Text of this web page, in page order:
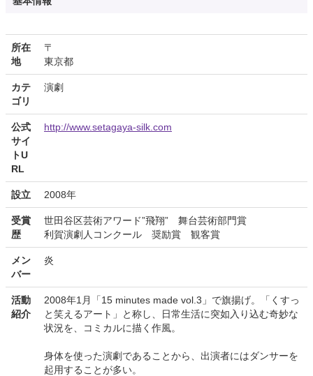
所在
地
〒
東京都
カテ
ゴリ
演劇
公式
サイ
トU
RL
http://www.setagaya-silk.com
設立 2008年
受賞
歴
世田谷区芸術アワード”飛翔” 舞台芸術部門賞
利賀演劇人コンクール 奨励賞 観客賞
メン
バー
炎
活動
紹介
2008年1月「15 minutes made vol.3」で旗揚げ。「くすっ
と笑えるアート」と称し、日常生活に突如入り込む奇妙な
状況を、コミカルに描く作風。
身体を使った演劇であることから、出演者にはダンサーを
起用することが多い。